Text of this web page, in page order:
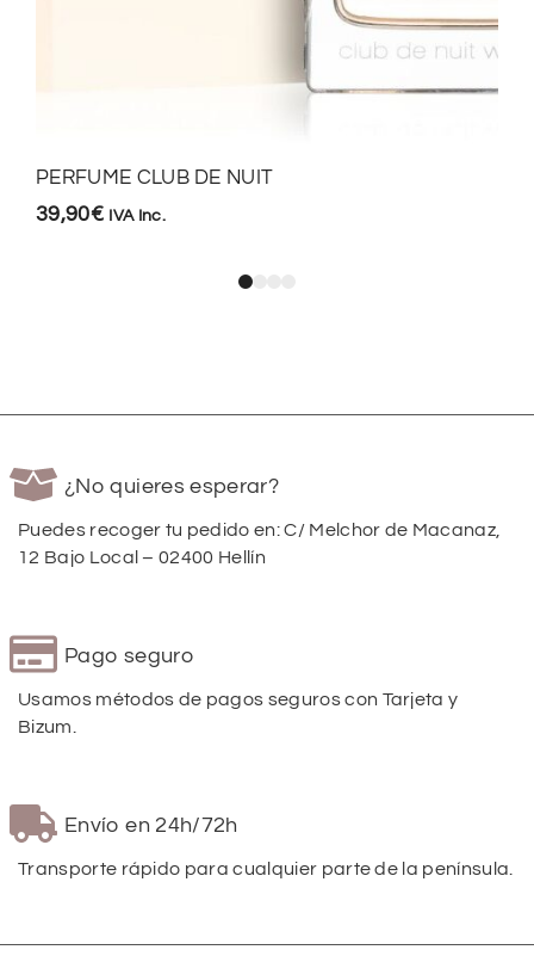
PERFUME CLUB DE NUIT
39,90€ IVA Inc.
¿No quieres esperar?
Puedes recoger tu pedido en: C/ Melchor de Macanaz,
12 Bajo Local – 02400 Hellín
Pago seguro
Usamos métodos de pagos seguros con Tarjeta y
Bizum.
Envío en 24h/72h
Transporte rápido para cualquier parte de la península.